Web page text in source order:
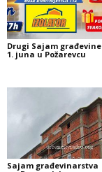
Drugi Sajam građevine
1. juna u Požarevcu
Sajam građevinarstva